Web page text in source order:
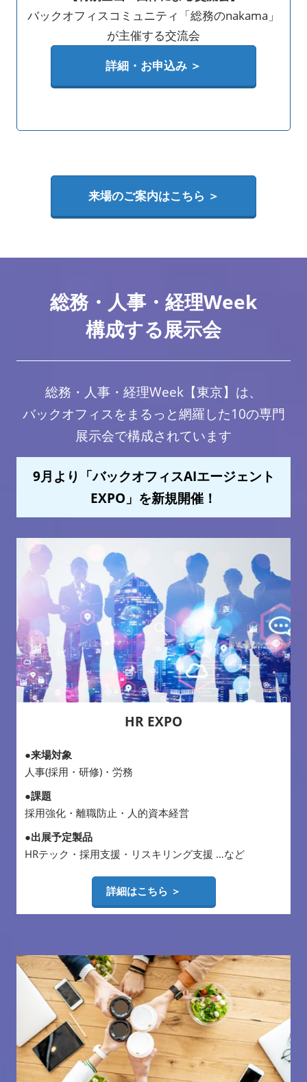
バックオフィスコミュニティ「総務のnakama」
が主催する交流会
詳細・お申込み ＞
来場のご案内はこちら ＞
総務・人事・経理Week
構成する展示会
総務・人事・経理Week【東京】は、
バックオフィスをまるっと網羅した10の専門
展示会で構成されています
9月より「バックオフィスAIエージェント
EXPO」を新規開催！
HR EXPO
●来場対象
人事(採用・研修)・労務
●課題
採用強化・離職防止・人的資本経営
●出展予定製品
HRテック・採用支援・リスキリング支援 …など
詳細はこちら ＞